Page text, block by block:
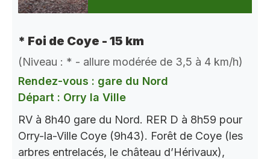
* Foi de Coye - 15 km
(Niveau : * - allure modérée de 3,5 à 4 km/h)
Rendez-vous : gare du Nord
Départ : Orry la Ville
RV à 8h40 gare du Nord. RER D à 8h59 pour
Orry-la-Ville Coye (9h43). Forêt de Coye (les
arbres entrelacés, le château d’Hérivaux),